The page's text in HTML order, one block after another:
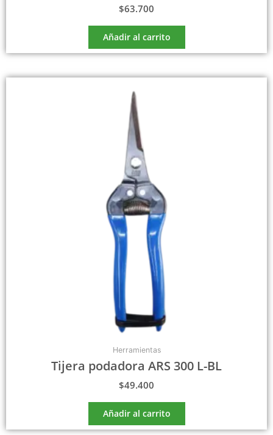
$63.700
Añadir al carrito
Herramientas
Tijera podadora ARS 300 L-BL
$49.400
Añadir al carrito